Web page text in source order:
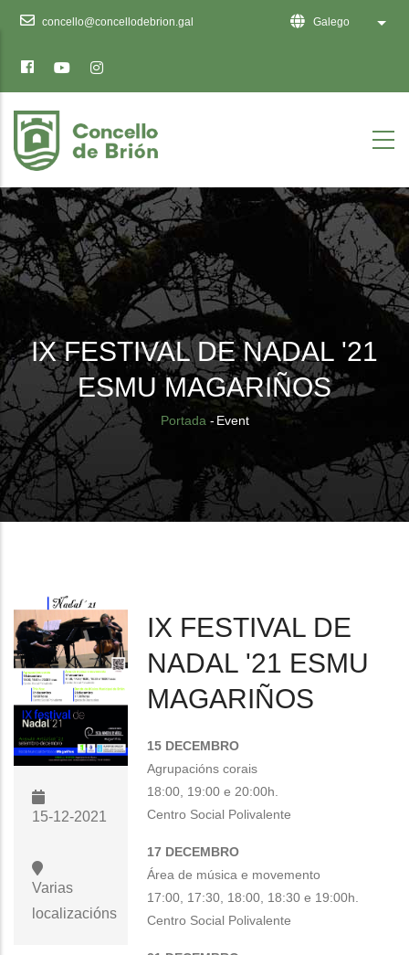
sitio
web
inclúe
un
sistema
de
accesibilidade.
concello@concellodebrion.gal Galego List
IX FESTIVAL DE NADAL '21
ESMU MAGARIÑOS
Breadcrumb
Portada - Event
15-12-2021
Varias
localizacións
IX FESTIVAL DE
NADAL '21 ESMU
MAGARIÑOS
15 DECEMBRO
Agrupacións corais
18:00, 19:00 e 20:00h.
Centro Social Polivalente
17 DECEMBRO
Área de música e movemento
17:00, 17:30, 18:00, 18:30 e 19:00h.
Centro Social Polivalente